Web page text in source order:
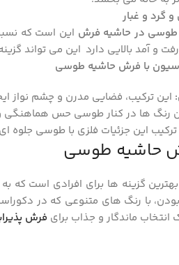
گرد و غبار
طوسی در حاشیه فرش این است که
رفت ‌و آمد بالایی دارد این می تواند
با فرش حاشیه طوسی
: این ترکیب، فضایی مدرن و چشم ‌نواز
رنگ‌ ها در کنار طوسی حس هماهنگی
ترکیب این جزئیات فلزی با طوسی جلوه
حاشیه طوسی
گزینه‌ ها برای افرادی است که
با رنگ‌ های متنوعی که در
ماندگار و جذاب برای فرش